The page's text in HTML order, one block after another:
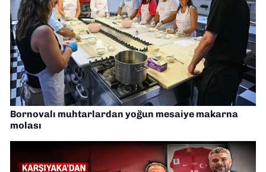
Bornovalı muhtarlardan yoğun mesaiye makarna
molası